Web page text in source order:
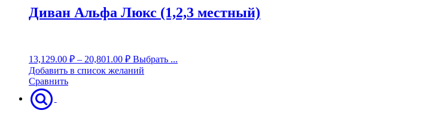
Диван Альфа Люкс (1,2,3 местный)
13,129.00 ₽ – 20,801.00 ₽ Выбрать ...
Добавить в список желаний
Сравнить